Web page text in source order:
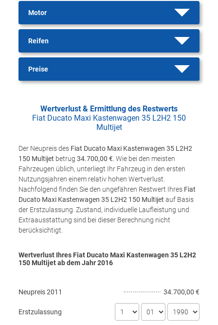
Motor
Reifen
Preise
Wertverlust & Ermittlung des Restwerts
Fiat Ducato Maxi Kastenwagen 35 L2H2 150
Multijet
Der Neupreis des Fiat Ducato Maxi Kastenwagen 35 L2H2
150 Multijet betrug 34.700,00 € . Wie bei den meisten
Fahrzeugen üblich, unterliegt Ihr Fahrzeug in den ersten
Nutzungsjahren einem relativ hohen Wertverlust.
Nachfolgend finden Sie den ungefähren Restwert Ihres Fiat
Ducato Maxi Kastenwagen 35 L2H2 150 Multijet auf Basis
der Erstzulassung. Zustand, individuelle Laufleistung und
Extraausstattung sind bei dieser Berechnung nicht
berücksichtigt.
Wertverlust Ihres Fiat Ducato Maxi Kastenwagen 35 L2H2
150 Multijet ab dem Jahr2016
Neupreis2011 34.700,00 €
Erstzulassung